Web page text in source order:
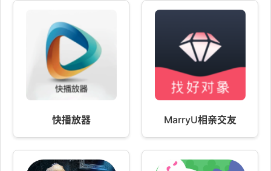
快播放器 MarryU相亲交友